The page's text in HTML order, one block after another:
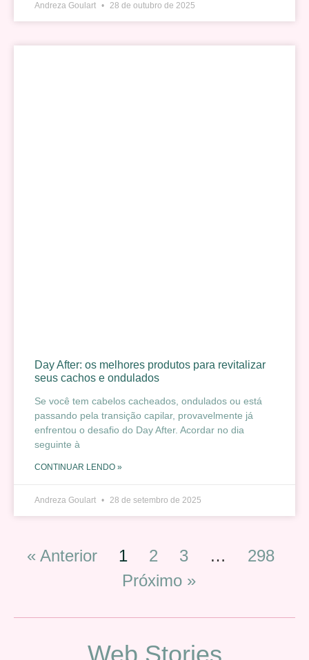
Andreza Goulart 28 de outubro de 2025
Day After: os melhores produtos para revitalizar
seus cachos e ondulados
Se você tem cabelos cacheados, ondulados ou está
passando pela transição capilar, provavelmente já
enfrentou o desafio do Day After. Acordar no dia
seguinte à
CONTINUAR LENDO »
Andreza Goulart 28 de setembro de 2025
« Anterior 1 2 3 …
298
Próximo »